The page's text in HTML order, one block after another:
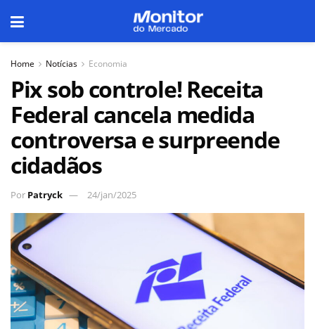
Home Notícias Economia
Pix sob controle! Receita
Federal cancela medida
controversa e surpreende
cidadãos
Por Patryck 24/jan/2025